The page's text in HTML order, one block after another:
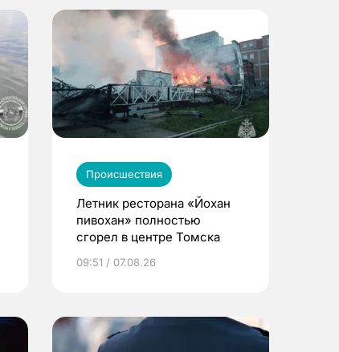
Происшествия
Летник ресторана «Йохан
пивохан» полностью
сгорел в центре Томска
09:51 / 07.08.26